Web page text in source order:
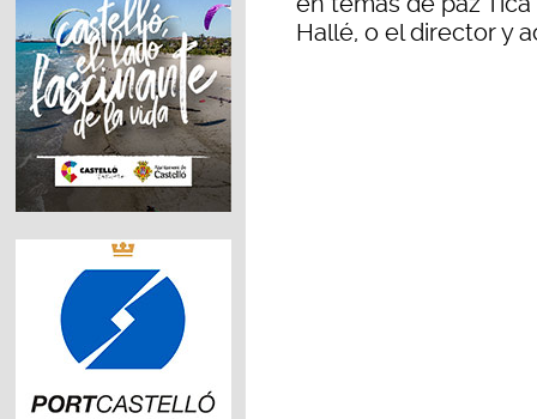
Hallé, o el director y